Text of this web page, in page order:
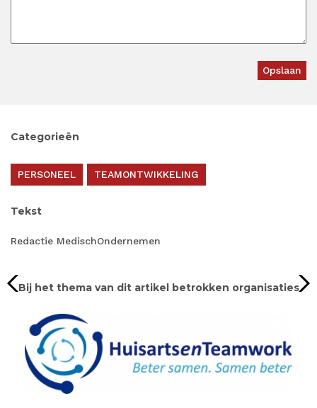
Categorieën
PERSONEEL TEAMONTWIKKELING
Tekst
Redactie MedischOndernemen
Bij het thema van dit artikel betrokken organisaties